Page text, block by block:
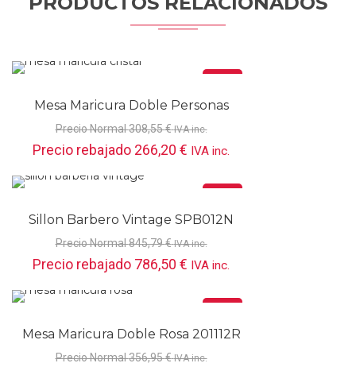
Mesa Maricura Doble Personas
201119B
Precio Normal308,55€ IVA inc.
Precio rebajado 266,20 € IVA inc.
Sillon Barbero Vintage SPB012N
Precio Normal845,79€ IVA inc.
Precio rebajado 786,50 € IVA inc.
Mesa Maricura Doble Rosa 201112R
Precio Normal356,95€ IVA inc.